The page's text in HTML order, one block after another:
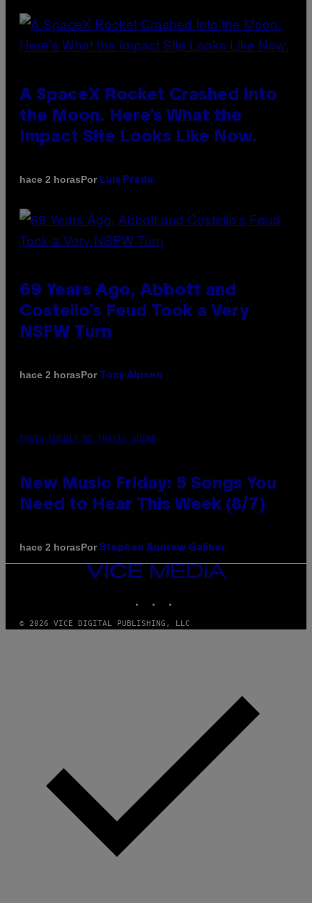
A SpaceX Rocket Crashed Into
the Moon. Here’s What the
Impact Site Looks Like Now.
hace 2 horasPor Luis Prada
69 Years Ago, Abbott and
Costello’s Feud Took a Very
NSFW Turn
hace 2 horasPor Tony Alpsen
PHOTO CREDIT BY TRAVIS SHINN
New Music Friday: 5 Songs You
Need to Hear This Week (8/7)
hace 2 horasPor Stephen Andrew Galiher
VICE
MEDIA
© 2026 VICE DIGITAL PUBLISHING, LLC